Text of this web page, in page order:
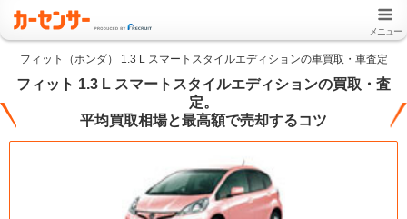
メニュー
フィット（ホンダ） 1.3 L スマートスタイルエディションの車買取・車査定
フィット 1.3 L スマートスタイルエディションの買取・査
定。
平均買取相場と最高額で売却するコツ